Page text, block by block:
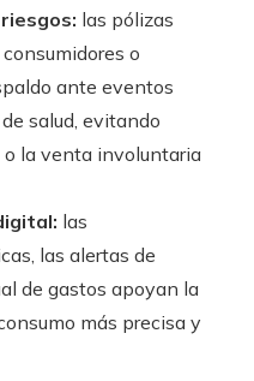
las pólizas
o
ante eventos
salud, evitando
o la venta involuntaria
las
las alertas de
de gastos apoyan la
más precisa y